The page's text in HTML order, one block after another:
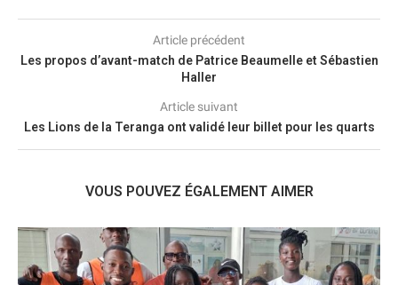
Article précédent
Les propos d’avant-match de Patrice Beaumelle et Sébastien
Haller
Article suivant
Les Lions de la Teranga ont validé leur billet pour les quarts
VOUS POUVEZ ÉGALEMENT AIMER